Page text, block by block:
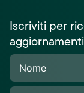
Iscriviti per
Nome